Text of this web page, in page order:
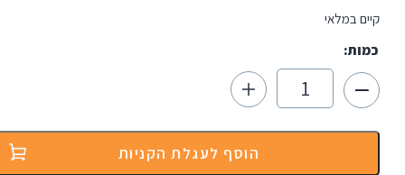
במלאי
כמות
של
מיכל
הוסף לעגלת הקניות